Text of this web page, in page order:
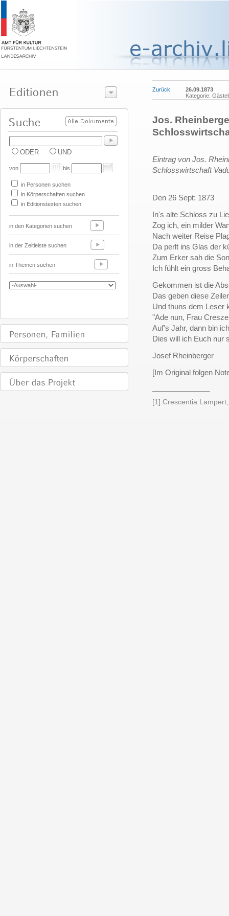
ODER UND
von bis
in Personen suchen
in Körperschaften suchen
in Editionstexten suchen
in den Kategorien suchen
in der Zeitleiste suchen
in Themen suchen
Zurück
26.09.1873
Kategorie:
Jos.
Eintrag von Jos.
Schlosswirtschaft
Den 26 Sept: 1873
In's alte Schloss zu
Zog ich, ein milder
Nach weiter Reise
Da perlt ins Glas der
Zum Erker sah die
Ich fühlt ein gross
Gekommen ist die
Das geben diese
Und thuns dem Leser
"Ade nun, Frau
Auf's Jahr, dann bin
Dies will ich Euch nur
Josef Rheinberger
[Im Original folgen
[1] Crescentia